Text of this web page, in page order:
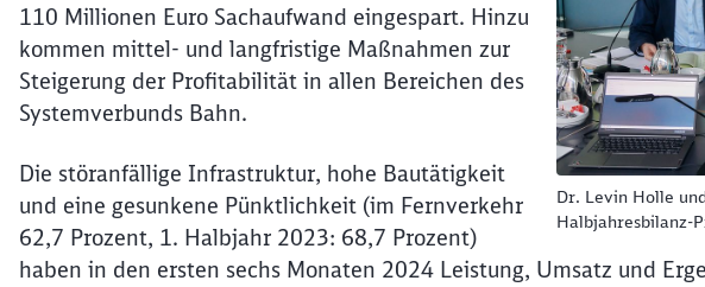
Dr. Levin Holle
Halbjahresbilanz-
110 Millionen Euro Sachaufwand eingespart. Hinzu
kommen mittel- und langfristige Maßnahmen zur
Steigerung der Profitabilität in allen Bereichen des
Systemverbunds Bahn.
Die störanfällige Infrastruktur, hohe Bautätigkeit
und eine gesunkene Pünktlichkeit (im Fernverkehr
62,7 Prozent, 1. Halbjahr 2023: 68,7 Prozent)
haben in den ersten sechs Monaten 2024 Leistung, Umsatz und
Möchten Sie
Abbrechen